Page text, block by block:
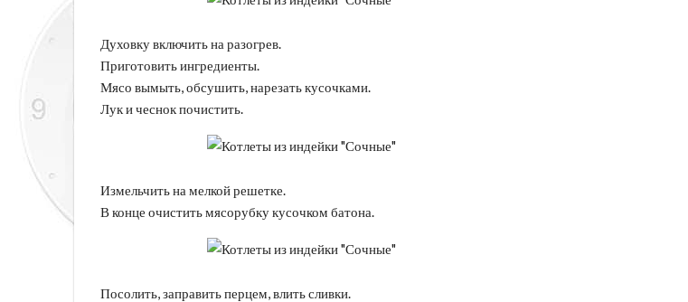
Духовку включить на разогрев.
Приготовить ингредиенты.
Мясо вымыть, обсушить, нарезать кусочками.
Лук и чеснок почистить.
Измельчить на мелкой решетке.
В конце очистить мясорубку кусочком батона.
Посолить, заправить перцем, влить сливки.